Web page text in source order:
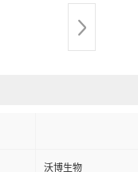
沃博生物